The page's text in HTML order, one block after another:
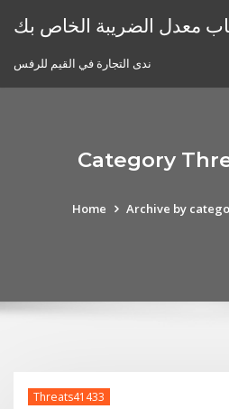
معدل الضريبة الخاص بك
ندى التجارة في القيم للرفس
Category
Home Archive by
Threats41433